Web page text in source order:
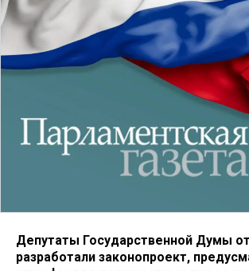
Депутаты Государственной Думы
разработали законопроект,